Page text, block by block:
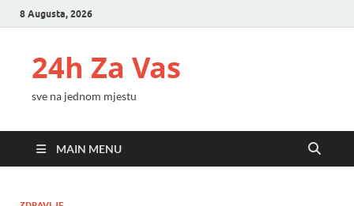
8 Augusta, 2026
24h Za Vas
sve na jednom mjestu
MAIN MENU